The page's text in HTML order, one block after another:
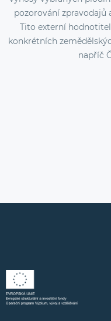
pozorování zpravodajů
Tito externí
konkrétních
napříč